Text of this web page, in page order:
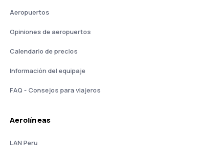
Aeropuertos
Opiniones de aeropuertos
Calendario de precios
Información del equipaje
FAQ - Consejos para viajeros
Aerolíneas
LAN Peru